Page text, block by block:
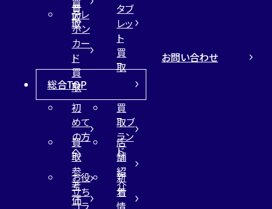
取
買
取
タブ
レッ
ト
買
取
テレ
ホン
カー
ド
買
取
総合TOP
初
めて
の方
へ
買
取ブ
ラン
ド
買
取
参
考
価
店
舗
紹
介
お役
立ち
コラ
新
着
情
お問い合わせ